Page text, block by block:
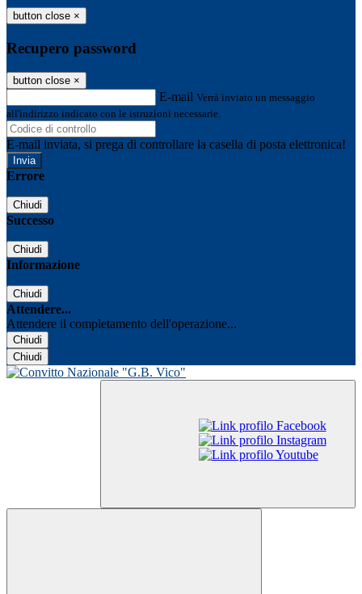
button close ×
Recupero password
button close ×
E-mail Verrà inviato un messaggio
all'indirizzo indicato con le istruzioni necessarie.
E-mail inviata, si prega di controllare la casella di posta elettronica!
Errore
Chiudi
Successo
Chiudi
Informazione
Chiudi
Attendere...
Attendere il completamento dell'operazione...
Chiudi
Chiudi